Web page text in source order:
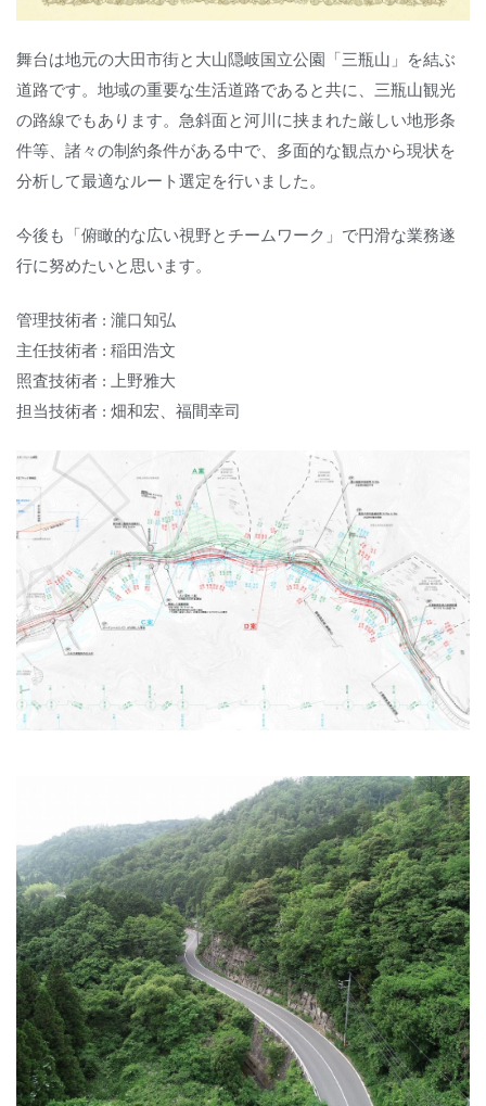
舞台は地元の大田市街と大山隠岐国立公園「三瓶山」を結ぶ
道路です。地域の重要な生活道路であると共に、三瓶山観光
の路線でもあります。急斜面と河川に挟まれた厳しい地形条
件等、諸々の制約条件がある中で、多面的な観点から現状を
分析して最適なルート選定を行いました。
今後も「俯瞰的な広い視野とチームワーク」で円滑な業務遂
行に努めたいと思います。
管理技術者 : 瀧口知弘
主任技術者 : 稲田浩文
照査技術者 : 上野雅大
担当技術者 : 畑和宏、福間幸司